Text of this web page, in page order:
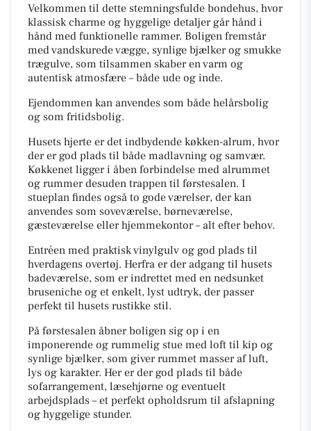
Velkommen til dette stemningsfulde bondehus, hvor
klassisk charme og hyggelige detaljer går hånd i
hånd med funktionelle rammer. Boligen fremstår
med vandskurede vægge, synlige bjælker og smukke
trægulve, som tilsammen skaber en varm og
autentisk atmosfære – både ude og inde.
Ejendommen kan anvendes som både helårsbolig
og som fritidsbolig.
Husets hjerte er det indbydende køkken-alrum, hvor
der er god plads til både madlavning og samvær.
Køkkenet ligger i åben forbindelse med alrummet
og rummer desuden trappen til førstesalen. I
stueplan findes også to gode værelser, der kan
anvendes som soveværelse, børneværelse,
gæsteværelse eller hjemmekontor – alt efter behov.
Entréen med praktisk vinylgulv og god plads til
hverdagens overtøj. Herfra er der adgang til husets
badeværelse, som er indrettet med en nedsunket
bruseniche og et enkelt, lyst udtryk, der passer
perfekt til husets rustikke stil.
På førstesalen åbner boligen sig op i en
imponerende og rummelig stue med loft til kip og
synlige bjælker, som giver rummet masser af luft,
lys og karakter. Her er der god plads til både
sofarrangement, læsehjørne og eventuelt
arbejdsplads – et perfekt opholdsrum til afslapning
og hyggelige stunder.